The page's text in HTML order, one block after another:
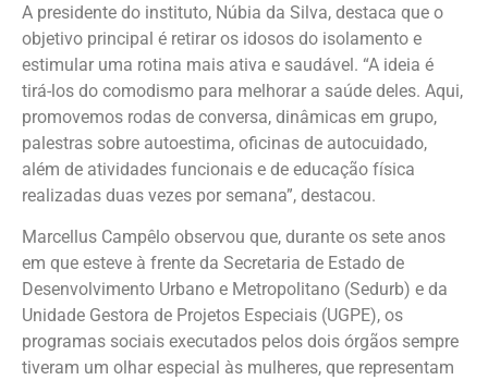
A presidente do instituto, Núbia da Silva, destaca que o
objetivo principal é retirar os idosos do isolamento e
estimular uma rotina mais ativa e saudável. “A ideia é
tirá-los do comodismo para melhorar a saúde deles. Aqui,
promovemos rodas de conversa, dinâmicas em grupo,
palestras sobre autoestima, oficinas de autocuidado,
além de atividades funcionais e de educação física
realizadas duas vezes por semana”, destacou.
Marcellus Campêlo observou que, durante os sete anos
em que esteve à frente da Secretaria de Estado de
Desenvolvimento Urbano e Metropolitano (Sedurb) e da
Unidade Gestora de Projetos Especiais (UGPE), os
programas sociais executados pelos dois órgãos sempre
tiveram um olhar especial às mulheres, que representam